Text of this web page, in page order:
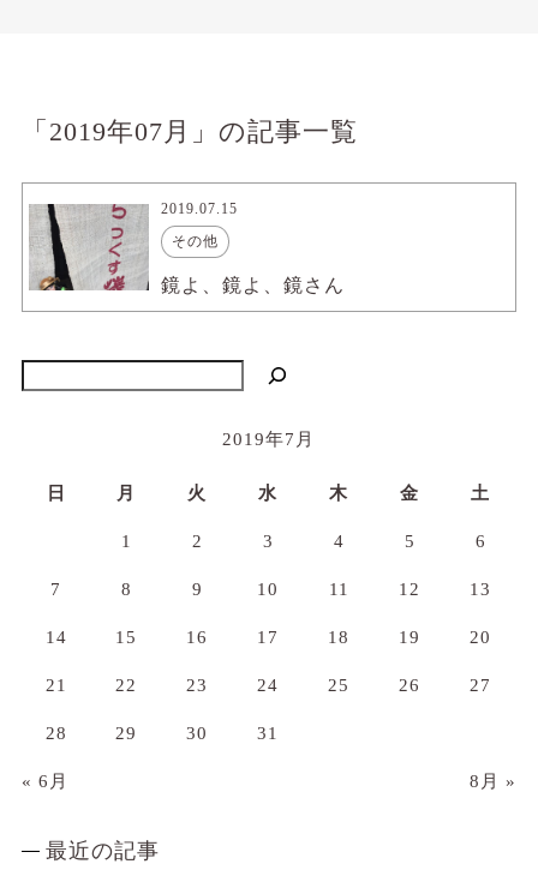
「2019年07月」の記事一覧
2019.07.15
その他
鏡よ、鏡よ、鏡さん
2019年7月
日 月 火 水 木 金 土
1 2 3 4 5 6
7 8 9 10 11 12 13
14 15 16 17 18 19 20
21 22 23 24 25 26 27
28 29 30 31
« 6月 8月 »
最近の記事